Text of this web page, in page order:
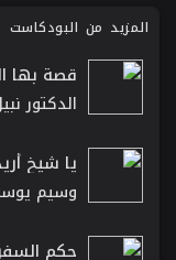
المزيد من البودكاست
الدكتور
وسيم